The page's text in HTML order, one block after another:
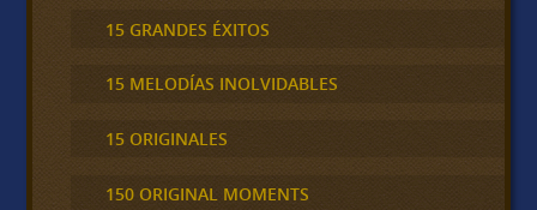
15 GRANDES ÉXITOS
15 MELODÍAS INOLVIDABLES
15 ORIGINALES
150 ORIGINAL MOMENTS